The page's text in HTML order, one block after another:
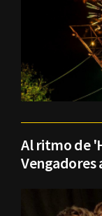
Al ritmo de
Vengadores